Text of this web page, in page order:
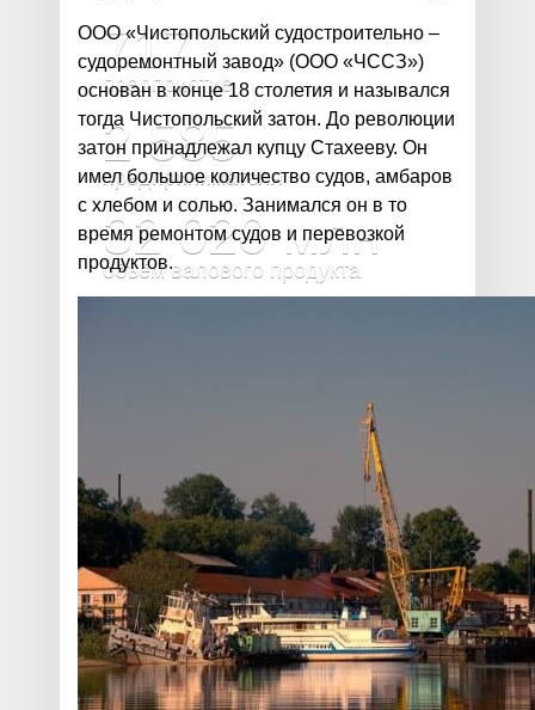
717
предприятие
2 585
предпринимателя
32 020млн
объём валового продукта
ООО «Чистопольский судостроительно –
судоремонтный завод» (ООО «ЧССЗ»)
основан в конце 18 столетия и назывался
тогда Чистопольский затон. До революции
затон принадлежал купцу Стахееву. Он
имел большое количество судов, амбаров
с хлебом и солью. Занимался он в то
время ремонтом судов и перевозкой
продуктов.